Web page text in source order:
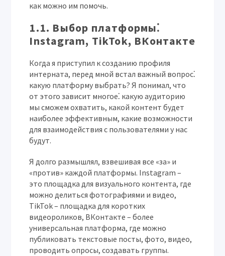
как можно им помочь.
1.1. Выбор платформы⁚
Instagram, TikTok, ВКонтакте
Когда я приступил к созданию профиля
интерната, перед мной встал важный вопрос⁚
какую платформу выбрать? Я понимал, что
от этого зависит многое⁚ какую аудиторию
мы сможем охватить, какой контент будет
наиболее эффективным, какие возможности
для взаимодействия с пользователями у нас
будут.
Я долго размышлял, взвешивая все «за» и
«против» каждой платформы. Instagram –
это площадка для визуального контента, где
можно делиться фотографиями и видео,
TikTok – площадка для коротких
видеороликов, ВКонтакте – более
универсальная платформа, где можно
публиковать текстовые посты, фото, видео,
проводить опросы, создавать группы.